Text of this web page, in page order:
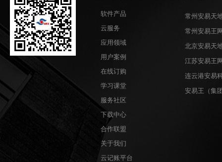
软件产品
云服务
应用领域
用户案例
在线订购
学习课堂
服务社区
下载中心
合作联盟
关于我们
云记账平台
常州安易天
常州安易王
北京安易天
江苏安易王
连云港安易
安易王（集